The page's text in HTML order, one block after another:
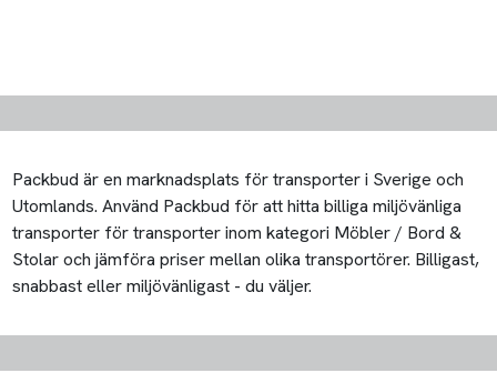
Packbud är en marknadsplats för transporter i Sverige och
Utomlands. Använd Packbud för att hitta billiga miljövänliga
transporter för transporter inom kategori Möbler / Bord &
Stolar och jämföra priser mellan olika transportörer. Billigast,
snabbast eller miljövänligast - du väljer.